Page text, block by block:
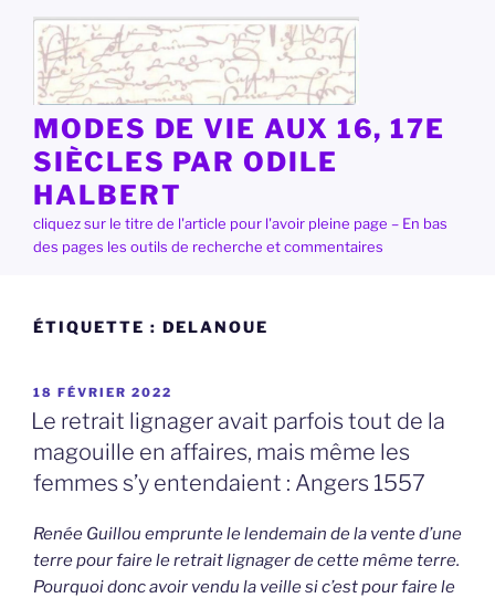
contenu
principal
MODES DE VIE AUX 16, 17E
SIÈCLES PAR ODILE
HALBERT
cliquez sur le titre de l'article pour l'avoir pleine page – En bas
des pages les outils de recherche et commentaires
ÉTIQUETTE : DELANOUE
PUBLIÉ
LE
18 FÉVRIER 2022
Le retrait lignager avait parfois tout de la
magouille en affaires, mais même les
femmes s’y entendaient : Angers 1557
Renée Guillou emprunte le lendemain de la vente d’une
terre pour faire le retrait lignager de cette même terre.
Pourquoi donc avoir vendu la veille si c’est pour faire le